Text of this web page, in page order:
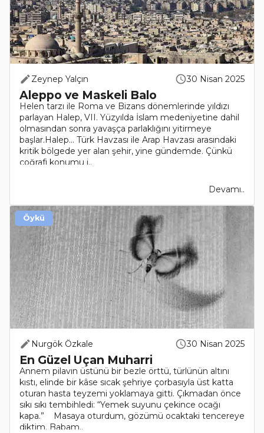
Zeynep Yalçın 30 Nisan 2025
Aleppo ve Maskeli Balo
Helen tarzı ile Roma ve Bizans dönemlerinde yıldızı
parlayan Halep, VII. Yüzyılda İslam medeniyetine dahil
olmasından sonra yavaşça parlaklığını yitirmeye
başlar.Halep… Türk Havzası ile Arap Havzası arasındaki
kritik bölgede yer alan şehir, yine gündemde. Çünkü
coğrafi konumu i..
Devamı..
Nurgök Özkale 30 Nisan 2025
En Güzel Uçan Muharri
Annem pilavın üstünü bir bezle örttü, türlünün altını
kıstı, elinde bir kâse sıcak şehriye çorbasıyla üst katta
oturan hasta teyzemi yoklamaya gitti. Çıkmadan önce
sıkı sıkı tembihledi: “Yemek suyunu çekince ocağı
kapa.” Masaya oturdum, gözümü ocaktaki tencereye
diktim. Babam..
Öykü